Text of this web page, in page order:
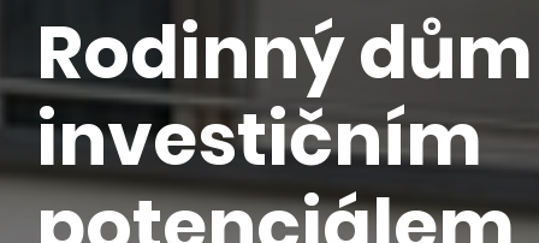
Rodinný
investičním